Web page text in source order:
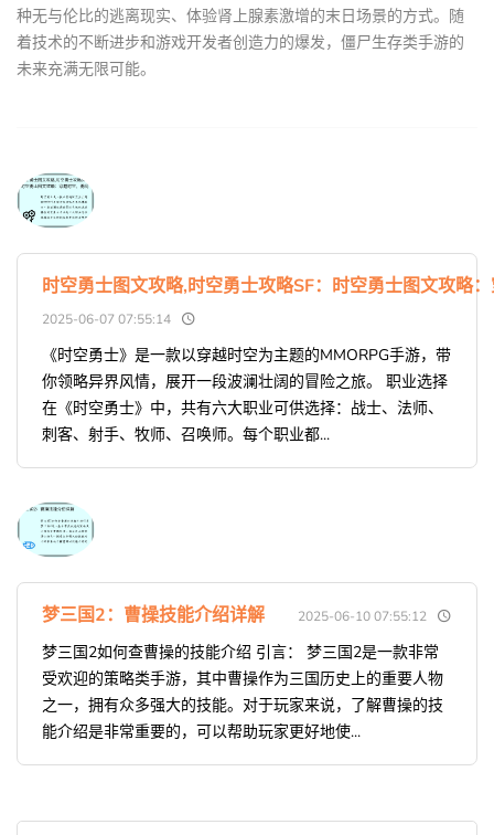
种无与伦比的逃离现实、体验肾上腺素激增的末日场景的方式。随
着技术的不断进步和游戏开发者创造力的爆发，僵尸生存类手游的
未来充满无限可能。
时空勇士图文攻略,时空勇士攻略SF：时空勇士图文攻略
2025-06-07 07:55:14
《时空勇士》是一款以穿越时空为主题的MMORPG手游，带
你领略异界风情，展开一段波澜壮阔的冒险之旅。 职业选择
在《时空勇士》中，共有六大职业可供选择：战士、法师、
刺客、射手、牧师、召唤师。每个职业都...
梦三国2：曹操技能介绍详解 2025-06-10 07:55:12
梦三国2如何查曹操的技能介绍 引言： 梦三国2是一款非常
受欢迎的策略类手游，其中曹操作为三国历史上的重要人物
之一，拥有众多强大的技能。对于玩家来说，了解曹操的技
能介绍是非常重要的，可以帮助玩家更好地使...